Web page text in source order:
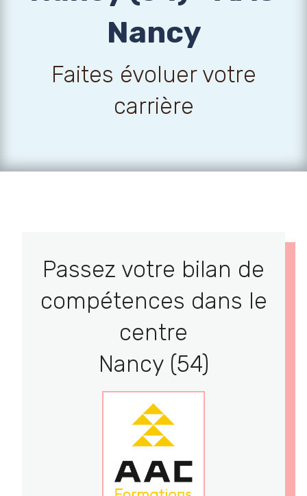
Nancy
Faites évoluer votre
carrière
Passez votre bilan de
compétences dans le
centre
Nancy (54)